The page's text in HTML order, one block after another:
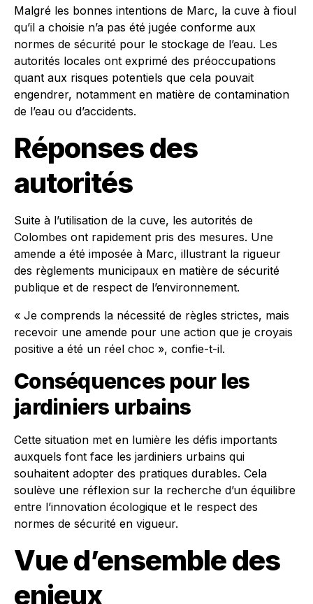
Malgré les bonnes intentions de Marc, la cuve à fioul
qu’il a choisie n’a pas été jugée conforme aux
normes de sécurité pour le stockage de l’eau. Les
autorités locales ont exprimé des préoccupations
quant aux risques potentiels que cela pouvait
engendrer, notamment en matière de contamination
de l’eau ou d’accidents.
Réponses des
autorités
Suite à l’utilisation de la cuve, les autorités de
Colombes ont rapidement pris des mesures. Une
amende a été imposée à Marc, illustrant la rigueur
des règlements municipaux en matière de sécurité
publique et de respect de l’environnement.
« Je comprends la nécessité de règles strictes, mais
recevoir une amende pour une action que je croyais
positive a été un réel choc », confie-t-il.
Conséquences pour les
jardiniers urbains
Cette situation met en lumière les défis importants
auxquels font face les jardiniers urbains qui
souhaitent adopter des pratiques durables. Cela
soulève une réflexion sur la recherche d’un équilibre
entre l’innovation écologique et le respect des
normes de sécurité en vigueur.
Vue d’ensemble des
enjeux